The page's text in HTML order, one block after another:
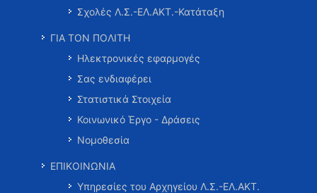
Σχολές Λ.Σ.-ΕΛ.ΑΚΤ.-Κατάταξη
ΓΙΑ ΤΟΝ ΠΟΛΙΤΗ
Ηλεκτρονικές εφαρμογές
Σας ενδιαφέρει
Στατιστικά Στοιχεία
Κοινωνικό Έργο - Δράσεις
Νομοθεσία
ΕΠΙΚΟΙΝΩΝΙΑ
Υπηρεσίες του Αρχηγείου Λ.Σ.-ΕΛ.ΑΚΤ.